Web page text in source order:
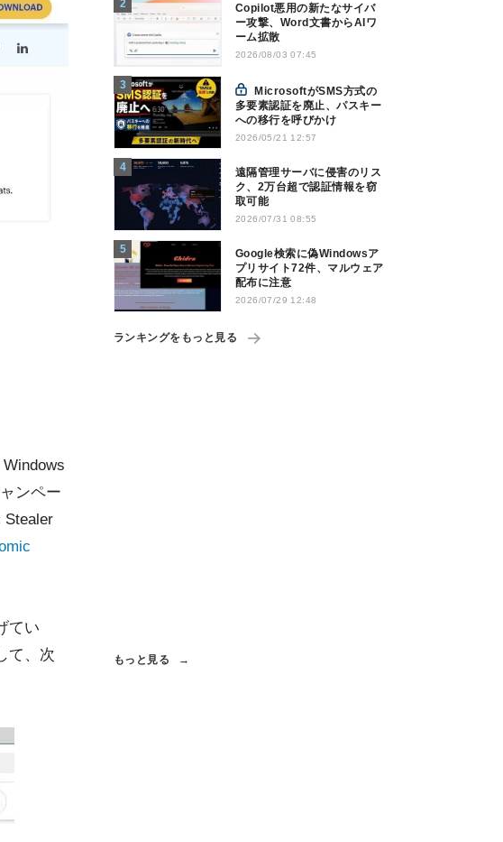
ンペー
Stealer
てい
て、次
Copilot悪用の新たなサイバ
ー攻撃、Word文書からAIワ
ーム拡散
2026/08/03 07:45
MicrosoftがSMS方式の
多要素認証を廃止、パスキー
への移行を呼びかけ
2026/05/21 12:57
遠隔管理サーバに侵害のリス
ク、2万台超で認証情報を窃
取可能
2026/07/31 08:55
Google検索に偽Windowsア
プリサイト72件、マルウェア
配布に注意
2026/07/29 12:48
ランキングをもっと見る
もっと見る